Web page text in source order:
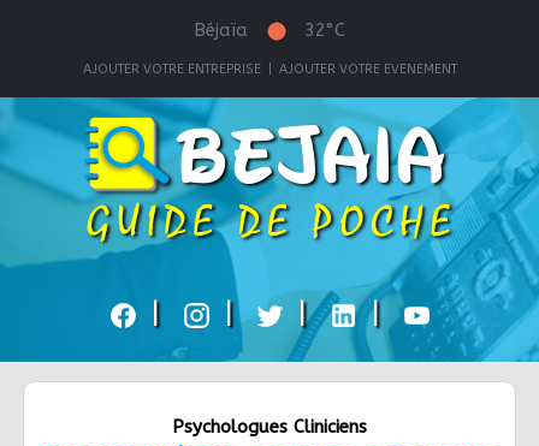
Béjaïa 32°C
AJOUTER VOTRE ENTREPRISE| AJOUTER VOTRE EVENEMENT
| | | |
Psychologues Cliniciens